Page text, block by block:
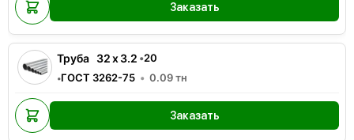
Заказать
Труба 32x3.2 •20
•ГОСТ 3262-75 0.09тн
Заказать